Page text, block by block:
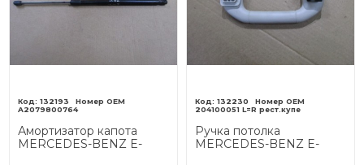
132193
A2079800764
Амортизатор капота
MERCEDES-BENZ E-
132230
204100051 L=R рест.купе
Ручка потолка
MERCEDES-BENZ E-